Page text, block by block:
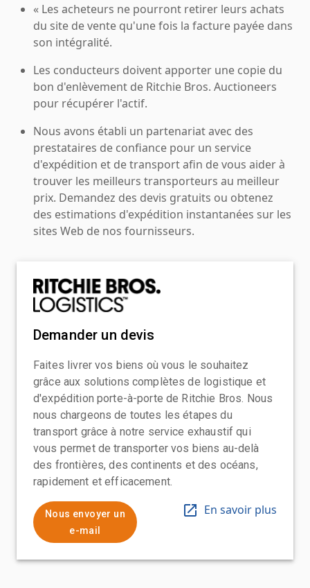
« Les acheteurs ne pourront retirer leurs achats
du site de vente qu'une fois la facture payée dans
son intégralité.
Les conducteurs doivent apporter une copie du
bon d'enlèvement de Ritchie Bros. Auctioneers
pour récupérer l'actif.
Nous avons établi un partenariat avec des
prestataires de confiance pour un service
d'expédition et de transport afin de vous aider à
trouver les meilleurs transporteurs au meilleur
prix. Demandez des devis gratuits ou obtenez
des estimations d'expédition instantanées sur les
sites Web de nos fournisseurs.
Demander un devis
Faites livrer vos biens où vous le souhaitez
grâce aux solutions complètes de logistique et
d'expédition porte-à-porte de Ritchie Bros. Nous
nous chargeons de toutes les étapes du
transport grâce à notre service exhaustif qui
vous permet de transporter vos biens au-delà
des frontières, des continents et des océans,
rapidement et efficacement.
Nous envoyer un
e-mail
En savoir plus